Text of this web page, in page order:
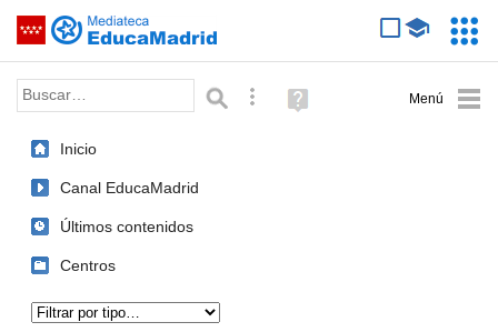
Saltar navegación
Palabra o frase: Búsqueda avanzada
Ayuda
(en
Inicio
Canal EducaMadrid
Últimos contenidos
Centros